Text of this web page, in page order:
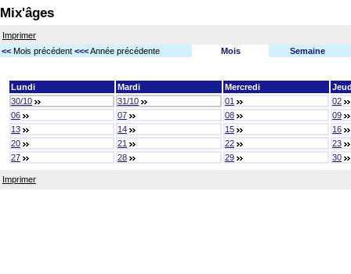
Mix'âges
Imprimer
<< Mois précédent <<<Année précédente Mois Semaine
Lundi Mardi Mercredi
30/10
31/10 01
02
06
07 08
09
13
14 15
16
20
21 22
23
27
28 29 30
Imprimer